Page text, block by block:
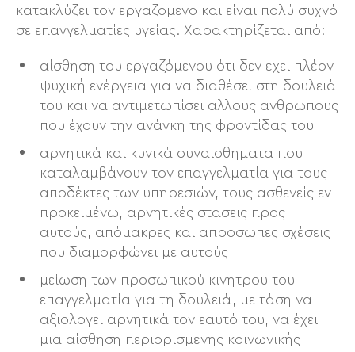
κατακλύζει τον εργαζόμενο και είναι πολύ συχνό
σε επαγγελματίες υγείας. Χαρακτηρίζεται από:
αίσθηση του εργαζόμενου ότι δεν έχει πλέον
ψυχική ενέργεια για να διαθέσει στη δουλειά
του και να αντιμετωπίσει άλλους ανθρώπους
που έχουν την ανάγκη της φροντίδας του
αρνητικά και κυνικά συναισθήματα που
καταλαμβάνουν τον επαγγελματία για τους
αποδέκτες των υπηρεσιών, τους ασθενείς εν
προκειμένω, αρνητικές στάσεις προς
αυτούς, απόμακρες και απρόσωπες σχέσεις
που διαμορφώνει με αυτούς
μείωση των προσωπικού κινήτρου του
επαγγελματία για τη δουλειά, με τάση να
αξιολογεί αρνητικά τον εαυτό του, να έχει
μια αίσθηση περιορισμένης κοινωνικής